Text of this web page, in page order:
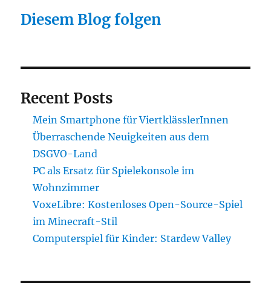
Diesem Blog folgen
Recent Posts
Mein Smartphone für ViertklässlerInnen
Überraschende Neuigkeiten aus dem
DSGVO-Land
PC als Ersatz für Spielekonsole im
Wohnzimmer
VoxeLibre: Kostenloses Open-Source-Spiel
im Minecraft-Stil
Computerspiel für Kinder: Stardew Valley